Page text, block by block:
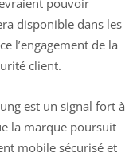
disponible dans les
l’engagement de la
client.
est un signal fort à
la marque poursuit
mobile sécurisé et